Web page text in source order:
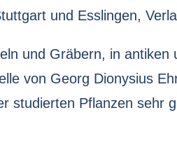
und Esslingen,
und Gräbern, in
von Georg Dionysius
studierten Pflanzen sehr